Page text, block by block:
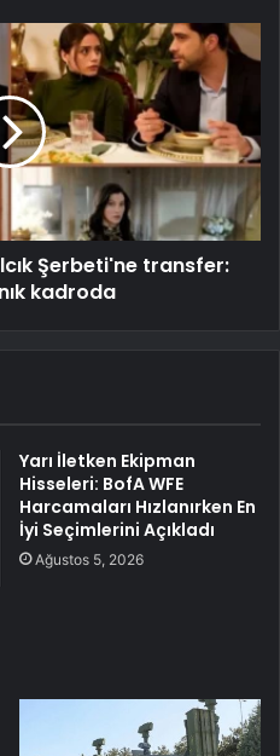
Şerbeti'ne transfer:
kadroda
Yarı İletken Ekipman
Hisseleri: BofA WFE
Harcamaları Hızlanırken En
İyi Seçimlerini Açıkladı
Ağustos 5, 2026